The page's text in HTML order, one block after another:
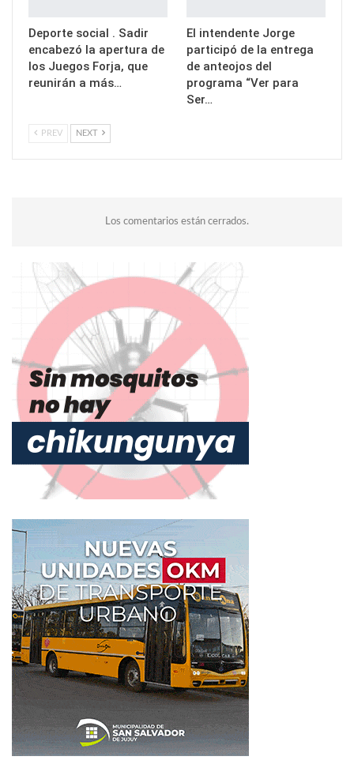
Deporte social . Sadir
encabezó la apertura de
los Juegos Forja, que
reunirán a más…
El intendente Jorge
participó de la entrega
de anteojos del
programa “Ver para
Ser…
PREV NEXT
Los comentarios están cerrados.